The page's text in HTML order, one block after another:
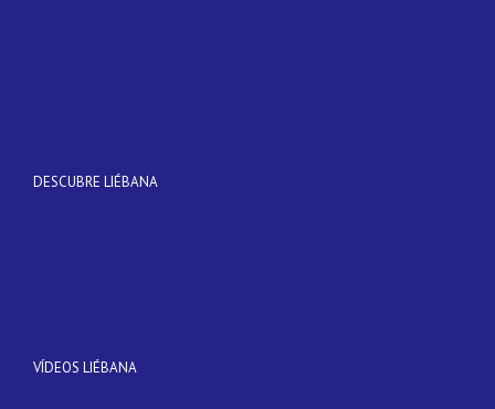
DESCUBRE LIÉBANA
VÍDEOS LIÉBANA